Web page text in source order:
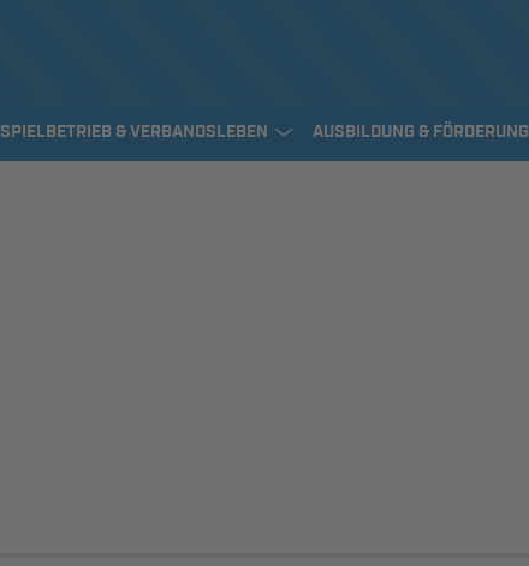
SPIELBETRIEB & VERBANDSLEBEN AUSBILDUNG & FÖRDERUNG